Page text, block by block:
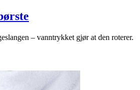
– vanntrykket gjør at den roterer.